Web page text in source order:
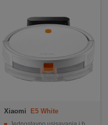
Xiaomi E5 White